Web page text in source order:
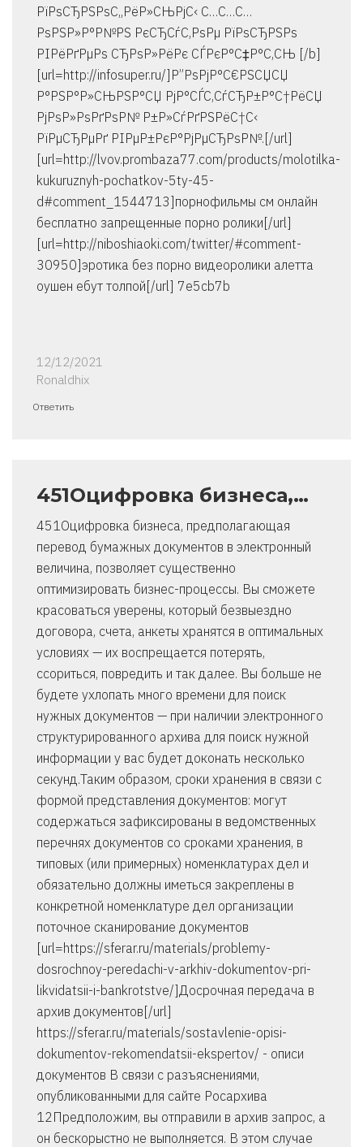
РїРѕСЂРЅРѕС„РёР»СЊРјС‹ С…С…С…
РѕРЅР»Р°Р№РЅ РєСЂСѓС‚РѕРµ РїРѕСЂРЅРѕ
РІРёРґРµРѕ СЂРѕР»РёРє СЃРєР°С‡Р°С‚СЊ [/b]
[url=http://infosuper.ru/]Р”РѕРјР°С€РЅСЏСЏ
Р°РЅР°Р»СЊРЅР°СЏ РјР°СЃС‚СѓСЂР±Р°С†РёСЏ
РјРѕР»РѕРґРѕР№ Р±Р»СѓРґРЅРёС†С‹
РїРµСЂРµРґ РІРµР±РєР°РјРµСЂРѕР№.[/url]
[url=http://lvov.prombaza77.com/products/molotilka-
kukuruznyh-pochatkov-5ty-45-
d#comment_1544713]порнофильмы см онлайн
бесплатно запрещенные порно ролики[/url]
[url=http://niboshiaoki.com/twitter/#comment-
30950]эротика без порно видеоролики алетта
оушен ебут толпой[/url] 7e5cb7b
12/12/2021
Ronaldhix
Ответить
451Оцифровка бизнеса,…
451Оцифровка бизнеса, предполагающая
перевод бумажных документов в электронный
величина, позволяет существенно
оптимизировать бизнес-процессы. Вы сможете
красоваться уверены, который безвыездно
договора, счета, анкеты хранятся в оптимальных
условиях — их воспрещается потерять,
ссориться, повредить и так далее. Вы больше не
будете ухлопать много времени для поиск
нужных документов — при наличии электронного
структурированного архива для поиск нужной
информации у вас будет доконать несколько
секунд.Таким образом, сроки хранения в связи с
формой представления документов: могут
содержаться зафиксированы в ведомственных
перечнях документов со сроками хранения, в
типовых (или примерных) номенклатурах дел и
обязательно должны иметься закреплены в
конкретной номенклатуре дел организации
поточное сканирование документов
[url=https://sferar.ru/materials/problemy-
dosrochnoy-peredachi-v-arkhiv-dokumentov-pri-
likvidatsii-i-bankrotstve/]Досрочная передача в
архив документов[/url]
https://sferar.ru/materials/sostavlenie-opisi-
dokumentov-rekomendatsii-ekspertov/ - описи
документов В связи с разъяснениями,
опубликованными для сайте Росархива
12Предположим, вы отправили в архив запрос, а
он бескорыстно не выполняется. В этом случае